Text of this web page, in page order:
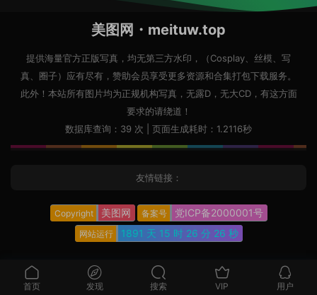
美图网・meituw.top
提供海量官方正版写真，均无第三方水印，（Cosplay、丝模、写
真、圈子）应有尽有，赞助会员享受更多资源和合集打包下载服务。
此外！本站所有图片均为正规机构写真，无露D，无大CD，有这方面
要求的请绕道！
数据库查询：39 次 | 页面生成耗时：1.2116秒
友情链接：
Copyright 美图网 备案号 党ICP备2000001号
网站运行 1891 天 15 时 26 分 27 秒
首页 发现 搜索 VIP 用户